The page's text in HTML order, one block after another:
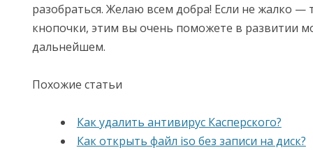
разобраться. Желаю всем добра! Если не жалко —
кнопочки, этим вы очень поможете в развитии
дальнейшем.
Похожие статьи
Как удалить антивирус Касперского?
Как открыть файл iso без записи на диск?